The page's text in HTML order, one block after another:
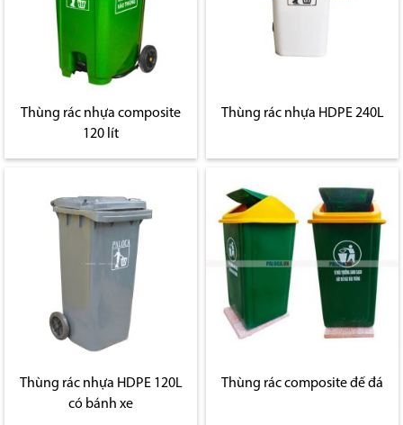
Thùng rác nhựa composite
120 lít
Thùng rác nhựa HDPE 240L
Thùng rác nhựa HDPE 120L
có bánh xe
Thùng rác composite đế đá